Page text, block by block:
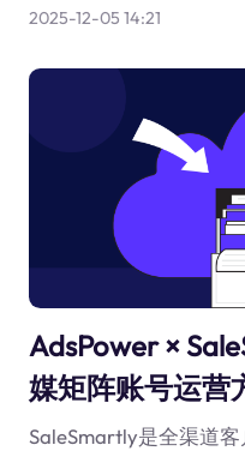
2025-12-05 14:21
AdsPower ×
媒矩阵账号运营
SaleSmartly是全渠道